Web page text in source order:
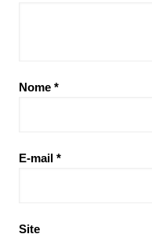
Nome *
E-mail *
Site